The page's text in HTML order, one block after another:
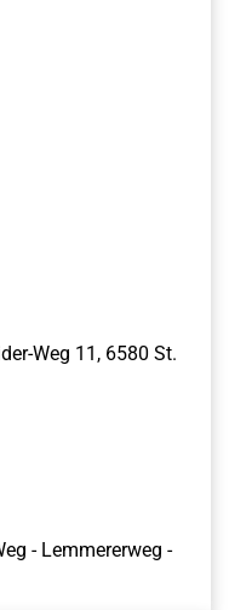
Weg 11, 6580 St.
- Lemmererweg -